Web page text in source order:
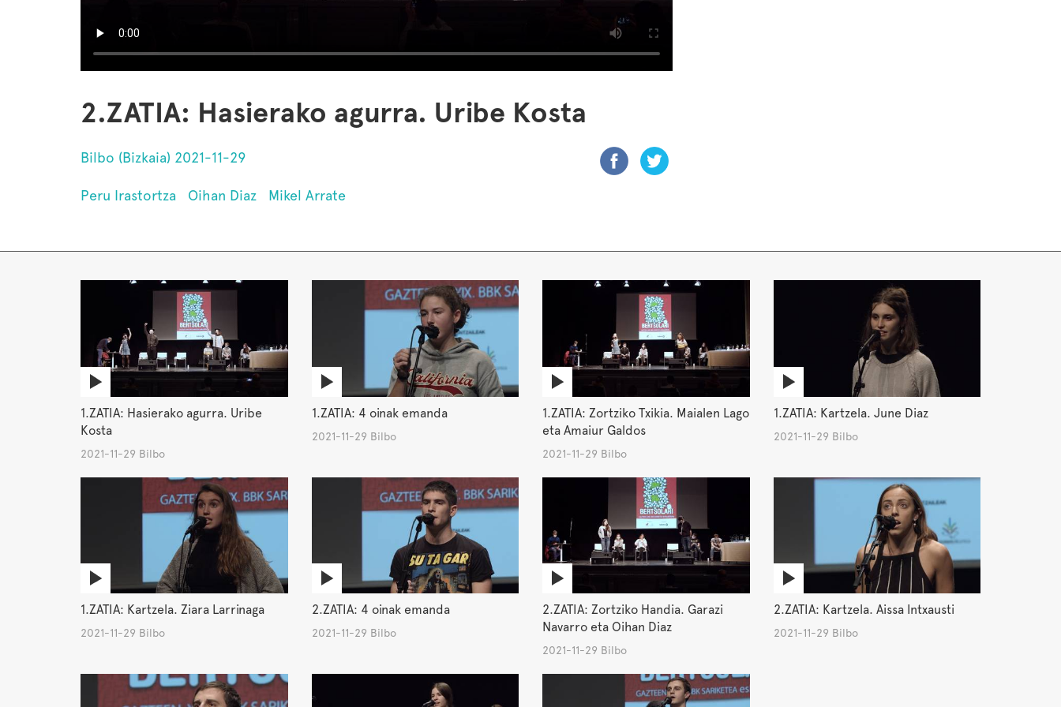
2.ZATIA: Hasierako agurra. Uribe Kosta
Bilbo (Bizkaia) 2021-11-29
Peru Irastortza Oihan Diaz Mikel Arrate
1.ZATIA: Hasierako agurra. Uribe
Kosta
2021-11-29 Bilbo
1.ZATIA: 4 oinak emanda
2021-11-29 Bilbo
1.ZATIA: Zortziko Txikia. Maialen Lago
eta Amaiur Galdos
2021-11-29 Bilbo
1.ZATIA: Kartzela. June Diaz
2021-11-29 Bilbo
1.ZATIA: Kartzela. Ziara Larrinaga
2021-11-29 Bilbo
2.ZATIA: 4 oinak emanda
2021-11-29 Bilbo
2.ZATIA: Zortziko Handia. Garazi
Navarro eta Oihan Diaz
2021-11-29 Bilbo
2.ZATIA: Kartzela. Aissa Intxausti
2021-11-29 Bilbo